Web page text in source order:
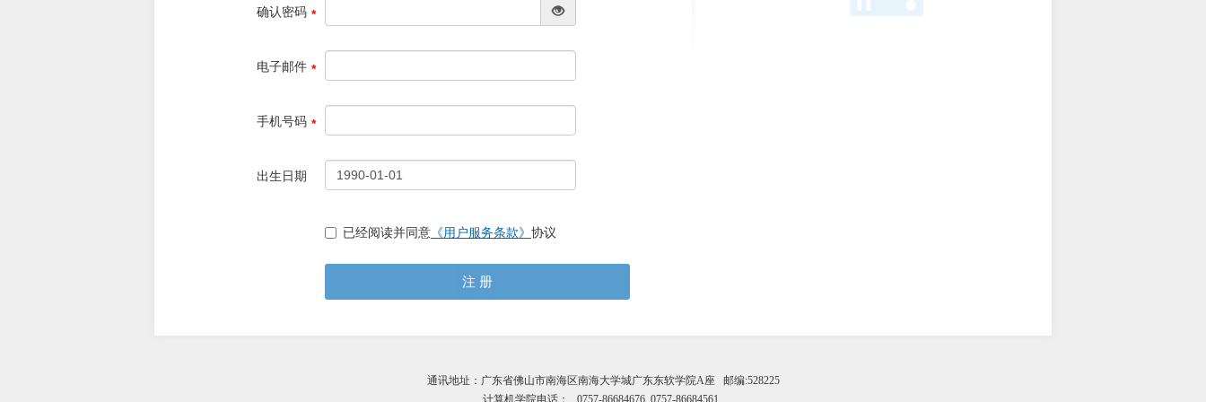
确认密码
电子邮件
手机号码
出生日期
已经阅读并同意 《用户服务条款》 协议
注 册
通讯地址：广东省佛山市南海区南海大学城广东东软学院A座 邮编:528225
计算机学院电话： 0757-86684676 0757-86684561